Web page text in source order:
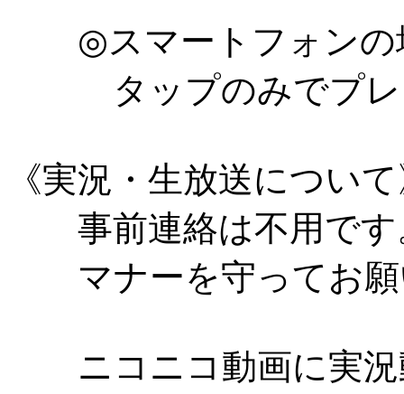
◎スマートフォンの
タップのみでプレ
《実況・生放送につい
事前連絡は不用です
マナーを守ってお願
ニコニコ動画に実況